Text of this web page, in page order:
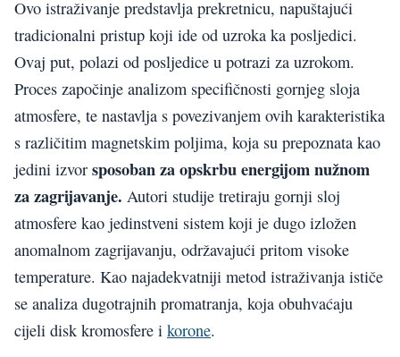
Ovo istraživanje predstavlja prekretnicu, napuštajući
tradicionalni pristup koji ide od uzroka ka posljedici.
Ovaj put, polazi od posljedice u potrazi za uzrokom.
Proces započinje analizom specifičnosti gornjeg sloja
atmosfere, te nastavlja s povezivanjem ovih karakteristika
s različitim magnetskim poljima, koja su prepoznata kao
jedini izvor sposoban za opskrbu energijom nužnom
za zagrijavanje. Autori studije tretiraju gornji sloj
atmosfere kao jedinstveni sistem koji je dugo izložen
anomalnom zagrijavanju, održavajući pritom visoke
temperature. Kao najadekvatniji metod istraživanja ističe
se analiza dugotrajnih promatranja, koja obuhvaćaju
cijeli disk kromosfere i korone.